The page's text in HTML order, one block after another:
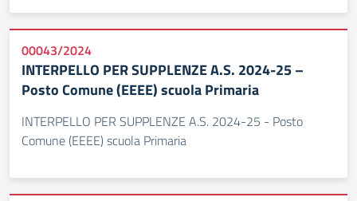
00043/2024
INTERPELLO PER SUPPLENZE A.S. 2024-25 –
Posto Comune (EEEE) scuola Primaria
INTERPELLO PER SUPPLENZE A.S. 2024-25 - Posto
Comune (EEEE) scuola Primaria